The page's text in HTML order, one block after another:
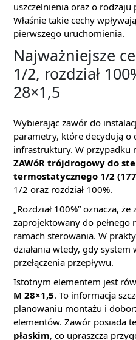
uszczelnienia oraz o rodzaju
Właśnie takie cechy
pierwszego uruchomienia.
Najważniejsze
1/2, rozdział
28×1,5
Wybierając zawór do
parametry, które decydują o
infrastruktury. W przypadku
ZAWóR trójdrogowy do
termostatycznego 1/2
1/2 oraz rozdział 100%.
„Rozdział 100%” oznacza,
zaprojektowany do pełnego
ramach sterowania. W
działania wtedy, gdy
przełączenia przepływu.
Istotnym elementem jest
M 28×1,5. To informacja
planowaniu montażu i
elementów. Zawór posiada
płaskim, co upraszcza